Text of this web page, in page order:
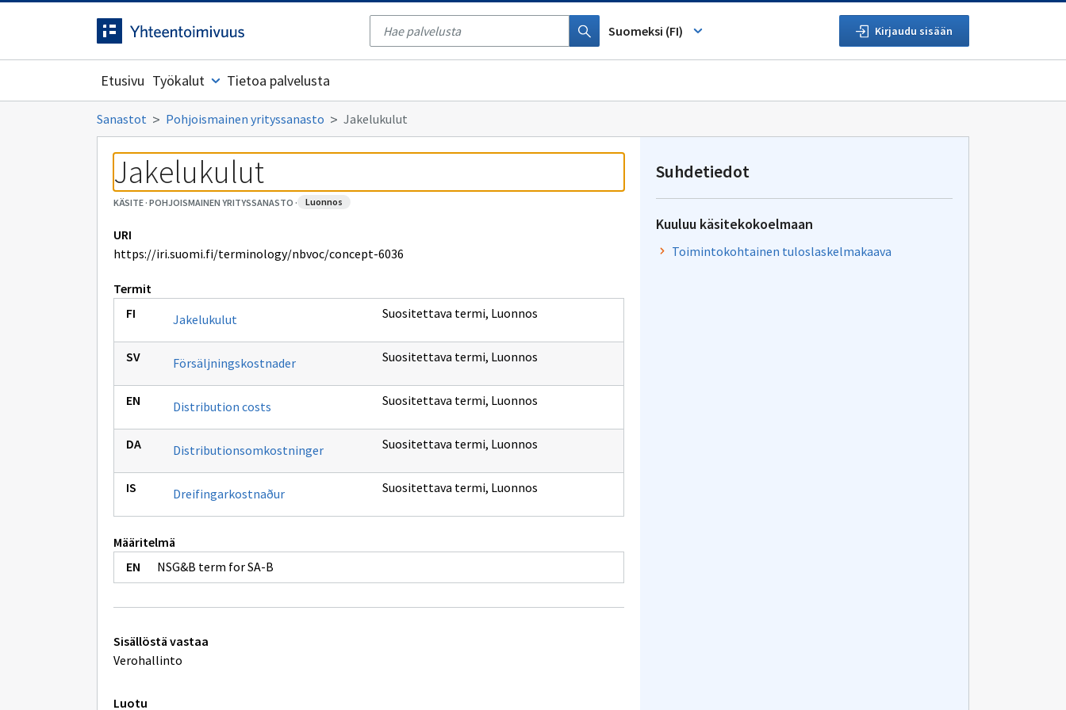
Siirrytty
Tyhjennä
haku
Suomeksi (FI) Kirjaudu sisään
Etusivu Työkalut Tietoa palvelusta
Sanastot Pohjoismainen yrityssanasto Jakelukulut
Jakelukulut
KÄSITE· POHJOISMAINEN YRITYSSANASTO · luonnos
URI
https://iri.suomi.fi/terminology/nbvoc/concept-6036
Termit
Jakelukulut
Suositettava termi, Luonnos
Försäljningskostnader Suositettava termi, Luonnos
Distribution costs Suositettava termi, Luonnos
Distributionsomkostninger Suositettava termi, Luonnos
Dreifingarkostnaður Suositettava termi, Luonnos
Määritelmä
NSG&B term for SA-B
Tekniset
lisätiedot
Sisällöstä vastaa
Verohallinto
Luotu
Suhdetiedot
Kuuluu käsitekokoelmaan
Toimintokohtainen tuloslaskelmakaava